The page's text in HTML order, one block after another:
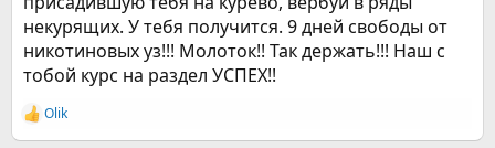
некурящих. У тебя получится. 9 дней свободы от
никотиновых уз!!! Молоток!! Так держать!!! Наш с
тобой курс на раздел УСПЕХ!!
Р
е
Olik